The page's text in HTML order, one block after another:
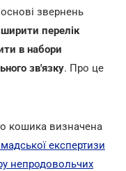
звернень
перелік
в набори
зв'язку. Про це
кошика визначена
експертизи
непродовольчих